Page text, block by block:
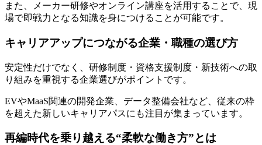
また、メーカー研修やオンライン講座を活用することで、現
場で即戦力となる知識を身につけることが可能です。
キャリアアップにつながる企業・職種の選び方
安定性だけでなく、研修制度・資格支援制度・新技術への取
り組みを重視する企業選びがポイントです。
EVやMaaS関連の開発企業、データ整備会社など、従来の枠
を超えた新しいキャリアパスにも注目が集まっています。
再編時代を乗り越える“柔軟な働き方”とは